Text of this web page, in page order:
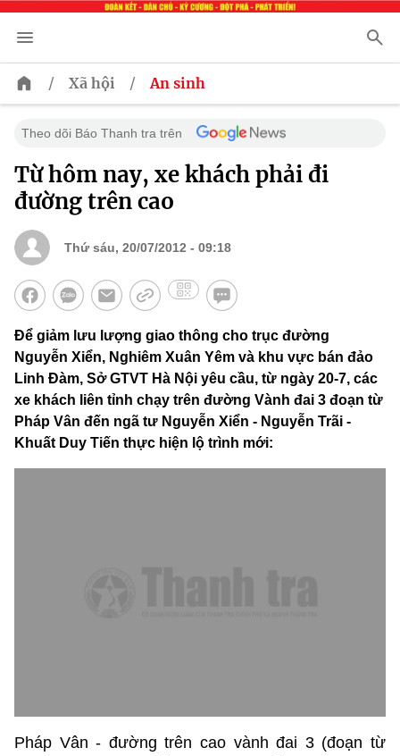
/ Xã hội / An sinh
Theo dõi Báo Thanh tra trên
Từ hôm nay, xe khách phải đi
đường trên cao
Thứ sáu, 20/07/2012 - 09:18
Để giảm lưu lượng giao thông cho trục đường
Nguyễn Xiển, Nghiêm Xuân Yêm và khu vực bán đảo
Linh Đàm, Sở GTVT Hà Nội yêu cầu, từ ngày 20-7, các
xe khách liên tỉnh chạy trên đường Vành đai 3 đoạn từ
Pháp Vân đến ngã tư Nguyễn Xiển - Nguyễn Trãi -
Khuất Duy Tiến thực hiện lộ trình mới:
Pháp Vân - đường trên cao vành đai 3 (đoạn từ